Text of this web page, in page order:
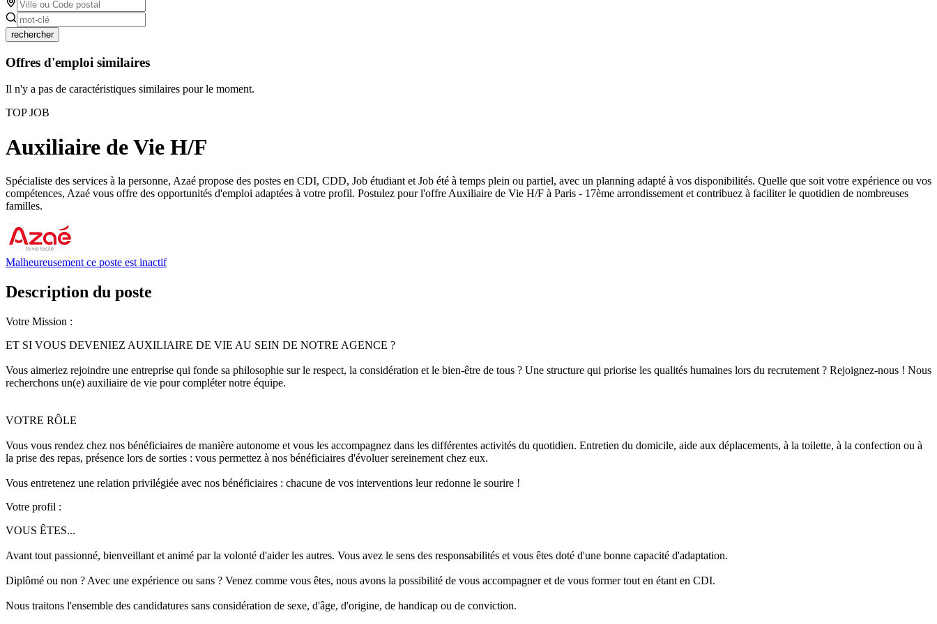
rechercher
Offres d'emploi similaires
Il n'y a pas de caractéristiques similaires pour le moment.
TOP JOB
Auxiliaire de Vie H/F
Spécialiste des services à la personne, Azaé propose des postes en CDI, CDD, Job étudiant et Job été à temps plein ou partiel, avec un planning adapté à vos disponibilités. Quelle que soit votre expérience ou vos
compétences, Azaé vous offre des opportunités d'emploi adaptées à votre profil. Postulez pour l'offre Auxiliaire de Vie H/F à Paris - 17ème arrondissement et contribuez à faciliter le quotidien de nombreuses
familles.
Malheureusement ce poste est inactif
Description du poste
Votre Mission :
ET SI VOUS DEVENIEZ AUXILIAIRE DE VIE AU SEIN DE NOTRE AGENCE ?
Vous aimeriez rejoindre une entreprise qui fonde sa philosophie sur le respect, la considération et le bien-être de tous ? Une structure qui priorise les qualités humaines lors du recrutement ? Rejoignez-nous ! Nous
recherchons un(e) auxiliaire de vie pour compléter notre équipe.
VOTRE RÔLE
Vous vous rendez chez nos bénéficiaires de manière autonome et vous les accompagnez dans les différentes activités du quotidien. Entretien du domicile, aide aux déplacements, à la toilette, à la confection ou à
la prise des repas, présence lors de sorties : vous permettez à nos bénéficiaires d'évoluer sereinement chez eux.
Vous entretenez une relation privilégiée avec nos bénéficiaires : chacune de vos interventions leur redonne le sourire !
Votre profil :
VOUS ÊTES...
Avant tout passionné, bienveillant et animé par la volonté d'aider les autres. Vous avez le sens des responsabilités et vous êtes doté d'une bonne capacité d'adaptation.
Diplômé ou non ? Avec une expérience ou sans ? Venez comme vous êtes, nous avons la possibilité de vous accompagner et de vous former tout en étant en CDI.
Nous traitons l'ensemble des candidatures sans considération de sexe, d'âge, d'origine, de handicap ou de conviction.